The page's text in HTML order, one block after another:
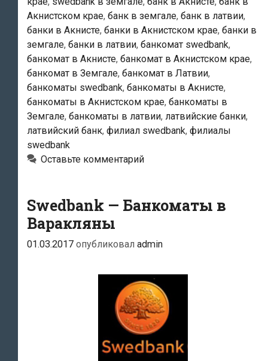
Акнисте
Акнистском крае, банк в земгале, банк в латвии,
банки в Акнисте, банки в Акнистском крае, банки в
земгале, банки в латвии, банкомат swedbank,
банкомат в Акнисте, банкомат в Акнистском крае,
банкомат в Земгале, банкомат в Латвии,
банкоматы swedbank, банкоматы в Акнисте,
банкоматы в Акнистском крае, банкоматы в
Земгале, банкоматы в латвии, латвийские банки,
латвийский банк, филиал swedbank, филиалы
swedbank
Оставьте комментарий
Swedbank — Банкоматы в
Варакляны
01.03.2017 опубликовал admin